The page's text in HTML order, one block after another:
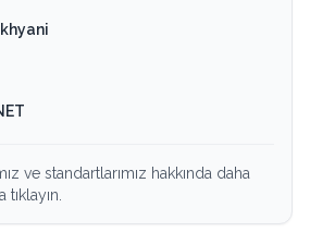
ve standartlarımız hakkında daha